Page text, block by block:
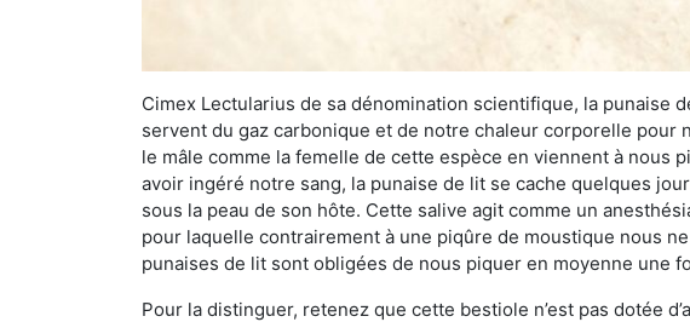
Cimex Lectularius de sa dénomination scientifique, la punaise
servent du gaz carbonique et de notre chaleur corporelle
le mâle comme la femelle de cette espèce en viennent à nous
avoir ingéré notre sang, la punaise de lit se cache quelques
sous la peau de son hôte. Cette salive agit comme un
pour laquelle contrairement à une piqûre de moustique nous
punaises de lit sont obligées de nous piquer en moyenne une
Pour la distinguer, retenez que cette bestiole n’est pas dotée